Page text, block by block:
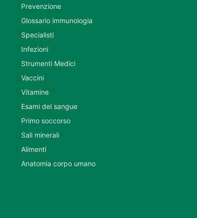
Prevenzione
Glossario immunologia
Specialisti
Infezioni
Strumenti Medici
Vaccini
Vitamine
Esami del sangue
Primo soccorso
Sali minerali
Alimenti
Anatomia corpo umano